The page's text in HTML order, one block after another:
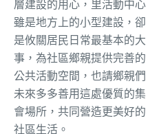
層建設的用心，里活動中心
雖是地方上的小型建設，卻
是攸關居民日常最基本的大
事，為社區鄉親提供完善的
公共活動空間，也請鄉親們
未來多多善用這處優質的集
會場所，共同營造更美好的
社區生活。